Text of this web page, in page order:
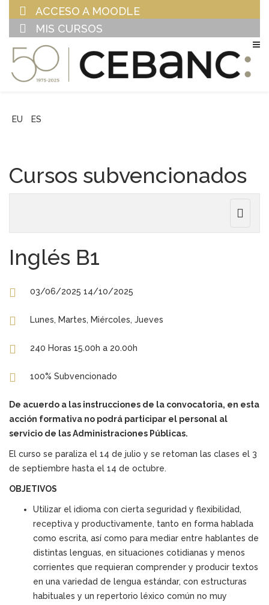
ACCESO A MOODLE
MIS CURSOS
EU ES
Cursos subvencionados
Toggle
Inglés B1
03/06/2025 14/10/2025
Lunes, Martes, Miércoles, Jueves
240 Horas 15.00h a 20.00h
100% Subvencionado
De acuerdo a las instrucciones de la convocatoria, en esta
acción formativa no podrá participar el personal al
servicio de las Administraciones Públicas.
El curso se paraliza el 14 de julio y se retoman las clases el 3
de septiembre hasta el 14 de octubre.
OBJETIVOS
Utilizar el idioma con cierta seguridad y flexibilidad,
receptiva y productivamente, tanto en forma hablada
como escrita, así como para mediar entre hablantes de
distintas lenguas, en situaciones cotidianas y menos
corrientes que requieran comprender y producir textos
en una variedad de lengua estándar, con estructuras
habituales y un repertorio léxico común no muy